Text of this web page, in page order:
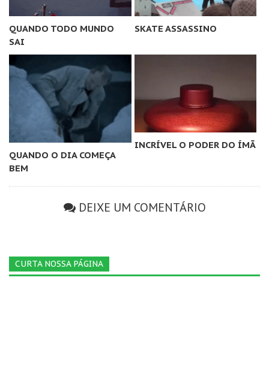
QUANDO TODO MUNDO
SAI
SKATE ASSASSINO
QUANDO O DIA COMEÇA
BEM
INCRÍVEL O PODER DO ÍMÃ
DEIXE UM COMENTÁRIO
CURTA NOSSA PÁGINA